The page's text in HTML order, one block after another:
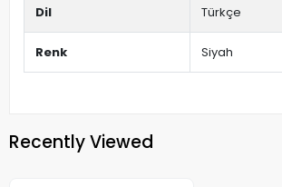
Dil Türkçe
Renk Siyah
Recently Viewed